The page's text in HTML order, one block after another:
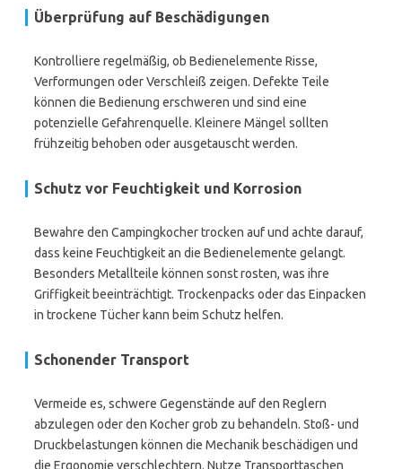
Überprüfung auf Beschädigungen
Kontrolliere regelmäßig, ob Bedienelemente Risse,
Verformungen oder Verschleiß zeigen. Defekte Teile
können die Bedienung erschweren und sind eine
potenzielle Gefahrenquelle. Kleinere Mängel sollten
frühzeitig behoben oder ausgetauscht werden.
Schutz vor Feuchtigkeit und Korrosion
Bewahre den Campingkocher trocken auf und achte darauf,
dass keine Feuchtigkeit an die Bedienelemente gelangt.
Besonders Metallteile können sonst rosten, was ihre
Griffigkeit beeinträchtigt. Trockenpacks oder das Einpacken
in trockene Tücher kann beim Schutz helfen.
Schonender Transport
Vermeide es, schwere Gegenstände auf den Reglern
abzulegen oder den Kocher grob zu behandeln. Stoß- und
Druckbelastungen können die Mechanik beschädigen und
die Ergonomie verschlechtern. Nutze Transporttaschen